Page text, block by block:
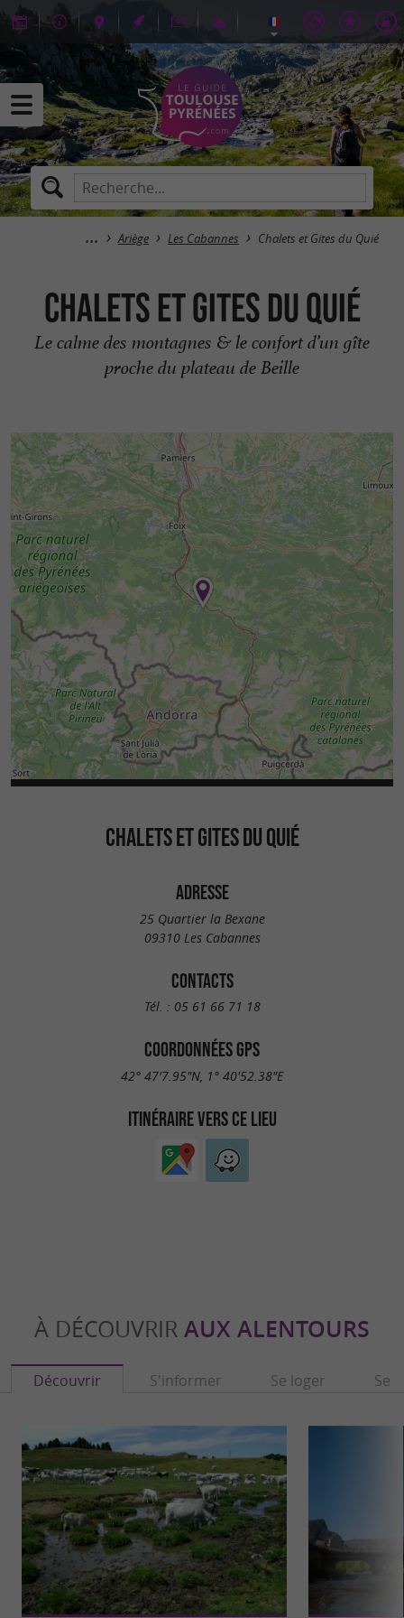
Ariège Les Cabannes Chalets et Gites du Quié
Chalets et Gites du Quié
Le calme des montagnes & le confort d’un gîte
proche du plateau de Beille
CHALETS ET GITES DU QUIÉ
ADRESSE
25 Quartier la Bexane
09310 Les Cabannes
CONTACTS
Tél. : 05 61 66 71 18
COORDONNÉES GPS
42° 47'7.95"N, 1° 40'52.38"E
ITINÉRAIRE VERS CE LIEU
À DÉCOUVRIR AUX ALENTOURS
Découvrir S'informer Se loger Se